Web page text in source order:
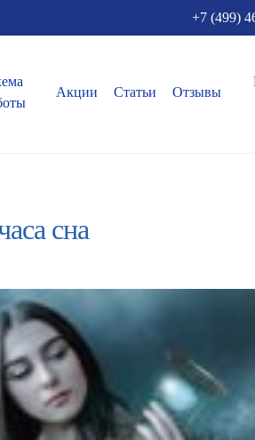
+7 (499)
Акции Статьи Отзывы
сна